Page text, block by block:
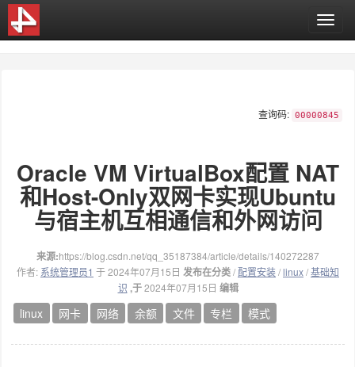
T
o
n
i
g
a
查询码: 00000845
Oracle VM VirtualBox配置 NAT
和Host-Only双网卡实现Ubuntu
与宿主机互相通信和外网访问
来源:https://blog.csdn.net/qq_35187384/article/details/140272287
作者: 系统管理员1 于 2024年07月15日 发布在分类/配置安装/linux/基础知
识 ,于2024年07月15日 编辑
linux 网卡 网络 余额 文件 专栏 模式